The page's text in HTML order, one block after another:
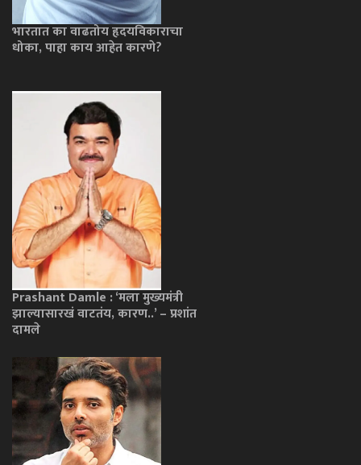
भारतात का वाढतोय हृदयविकाराचा
धोका, पाहा काय आहेत कारणे?
Prashant Damle : ‘मला मुख्यमंत्री
झाल्यासारखं वाटतंय, कारण..’ – प्रशांत
दामले